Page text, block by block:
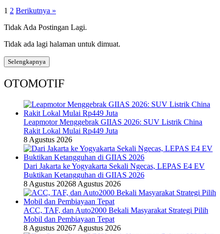
1 2 Berikutnya »
Tidak Ada Postingan Lagi.
Tidak ada lagi halaman untuk dimuat.
Selengkapnya
OTOMOTIF
Leapmotor Menggebrak GIIAS 2026: SUV Listrik China
Rakit Lokal Mulai Rp449 Juta
8 Agustus 2026
Dari Jakarta ke Yogyakarta Sekali Ngecas, LEPAS E4 EV
Buktikan Ketangguhan di GIIAS 2026
8 Agustus 20268 Agustus 2026
ACC, TAF, dan Auto2000 Bekali Masyarakat Strategi Pilih
Mobil dan Pembiayaan Tepat
8 Agustus 20267 Agustus 2026